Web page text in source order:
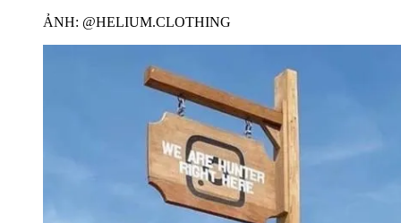
ẢNH: @HELIUM.CLOTHING